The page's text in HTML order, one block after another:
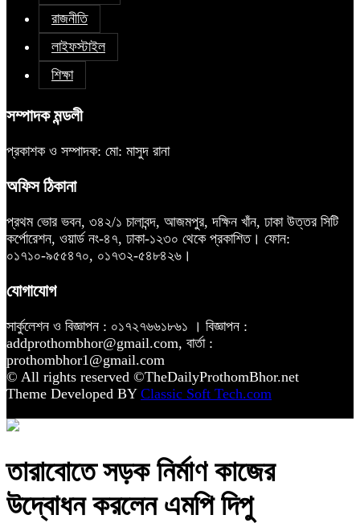
রাজনীতি
লাইফস্টাইল
শিক্ষা
সম্পাদক মন্ডলী
প্রকাশক ও সম্পাদক: মো: মাসুদ রানা
অফিস ঠিকানা
প্রথম ভোর ভবন, ৩৪২/১ চালাবন্দ, আজমপুর, দক্ষিন খাঁন, ঢাকা উত্তর সিটি
কর্পোরেশন, ওয়ার্ড নং-৪৭, ঢাকা-১২৩০ থেকে প্রকাশিত। ফোন:
০১৭১০-৯৫৫৪৭০, ০১৭৩২-৫৪৮৪২৬।
যোগাযোগ
সার্কুলেশন ও বিজ্ঞাপন : ০১৭২৭৬৬১৮৬১ । বিজ্ঞাপন :
addprothombhor@gmail.com, বার্তা :
prothombhor1@gmail.com
© All rights reserved ©TheDailyProthomBhor.net
Theme Developed BY Classic Soft Tech.com
তারাবোতে সড়ক নির্মাণ কাজের
উদ্বোধন করলেন এমপি দিপু